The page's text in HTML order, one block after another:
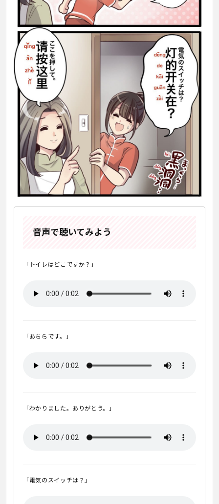
音声で聴いてみよう
「トイレはどこですか？」
「あちらです。」
「わかりました。ありがとう。」
「電気のスイッチは？」